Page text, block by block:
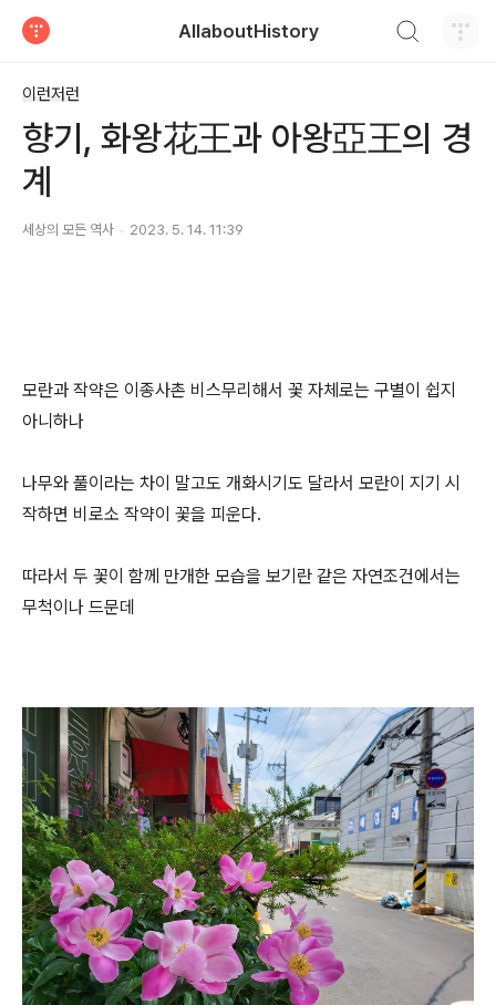
AllaboutHistory
이런저런
향기, 화왕花王과 아왕亞王의 경
계
세상의 모든 역사 2023. 5. 14. 11:39
모란과 작약은 이종사촌 비스무리해서 꽃 자체로는 구별이 쉽지
아니하나
나무와 풀이라는 차이 말고도 개화시기도 달라서 모란이 지기 시
작하면 비로소 작약이 꽃을 피운다.
따라서 두 꽃이 함께 만개한 모습을 보기란 같은 자연조건에서는
무척이나 드문데